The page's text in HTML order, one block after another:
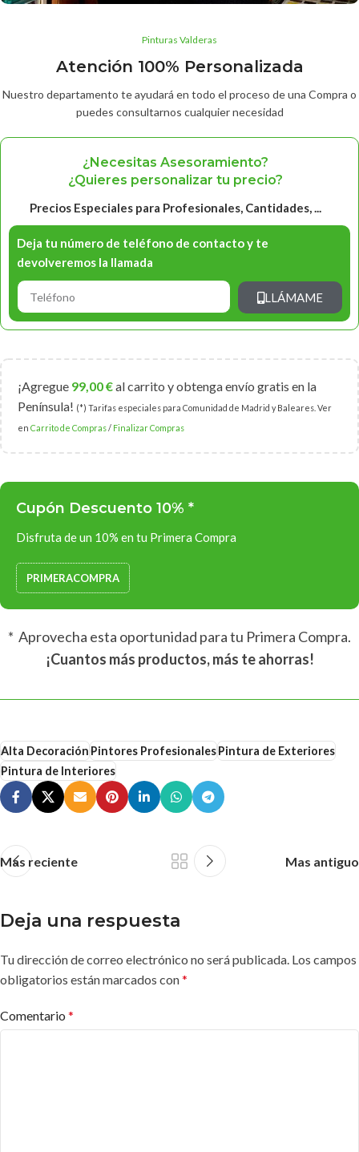
Pinturas Valderas
Atención 100% Personalizada
Nuestro departamento te ayudará en todo el proceso de una Compra o
puedes consultarnos cualquier necesidad
¿Necesitas Asesoramiento?
¿Quieres personalizar tu precio?
Precios Especiales para Profesionales, Cantidades, ...
Deja tu número de teléfono de contacto y te
devolveremos la llamada
LLÁMAME
¡Agregue 99,00€al carrito y obtenga envío gratis en la
Península! (*) Tarifas especiales para Comunidad de Madrid y Baleares. Ver
en Carrito de Compras/ Finalizar Compras
Cupón Descuento 10% *
Disfruta de un 10% en tu Primera Compra
PRIMERACOMPRA
* Aprovecha esta oportunidad para tu Primera Compra.
¡Cuantos más productos, más te ahorras!
Alta DecoraciónPintores ProfesionalesPintura de Exteriores
Pintura de Interiores
Mas reciente Mas antiguo
Deja una respuesta
Tu dirección de correo electrónico no será publicada. Los campos
obligatorios están marcados con*
Comentario *